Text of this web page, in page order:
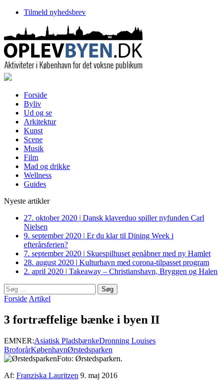
Tilmeld nyhedsbrev
Forside
Byliv
Ud og se
Arkitektur
Kunst
Scene
Musik
Film
Mad og drikke
Wellness
Guides
Nyeste artikler
27. oktober 2020 | Dansk klaverduo spiller nyfunden Carl
Nielsen
9. september 2020 | Er du klar til Dining Week i
efterårsferien?
7. september 2020 | Skuespilhuset genåbner med ny Hamlet
28. august 2020 | Kulturhavn med corona-tilpasset program
2. april 2020 | Takeaway – Christianshavn, Bryggen og Halen
Søg
efter:
Forside Artikel
3 fortræffelige bænke i byen II
EMNER:Asiatisk PladsbænkeDronning Louises
BroforårKøbenhavnØrstedsparken
Foto: Ørstedsparken.
Af: Franziska Lauritzen 9. maj 2016